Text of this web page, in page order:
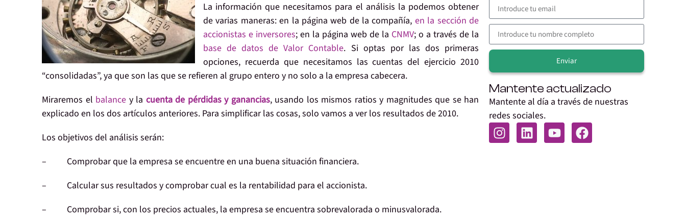
La información que necesitamos para el análisis la podemos obtener
de varias maneras: en la páginaweb de la compañía, en la sección de
accionistas e inversores; en la página web de la CNMV; o a través de la
base de datos de Valor Contable. Si optas por las dos primeras
opciones, recuerda que necesitamos las cuentas del ejercicio 2010
“consolidadas”, ya que son las que se refieren al grupo entero y no solo a la empresa cabecera.
Miraremos el balance y la cuenta de pérdidas y ganancias, usando los mismos ratios y magnitudes que se han
explicado en los dos artículos anteriores. Para simplificar las cosas, solo vamos a ver los resultados de 2010.
Los objetivos del análisis serán:
– Comprobar que la empresa se encuentre en una buena situación financiera.
– Calcular sus resultados y comprobar cual es la rentabilidad para el accionista.
– Comprobar si, con los precios actuales, la empresa se encuentra sobrevalorada o minusvalorada.
Enviar
Mantente actualizado
Mantente al día a través de nuestras
redes sociales.